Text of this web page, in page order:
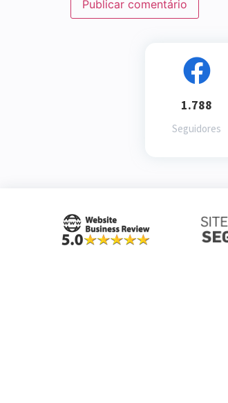
1.788
Seguidores